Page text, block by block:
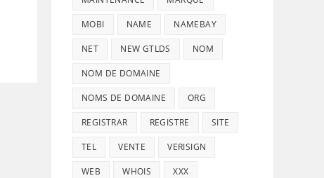
MOBI NAME NAMEBAY
NET NEW GTLDS NOM
NOM DE DOMAINE
NOMS DE DOMAINE ORG
REGISTRAR REGISTRE SITE
TEL VENTE VERISIGN
WEB WHOIS XXX